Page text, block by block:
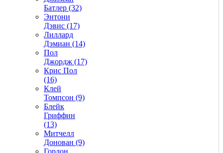
Батлер (32)
Энтони
Дэвис (17)
Лиллард
Дэмиан (14)
Пол
Джордж (17)
Крис Пол
(16)
Клей
Томпсон (9)
Блейк
Гриффин
(13)
Митчелл
Донован (9)
Гордон